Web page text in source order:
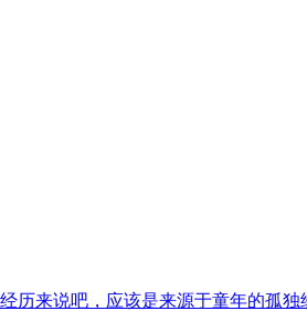
历来说吧，应该是来源于童年的孤独